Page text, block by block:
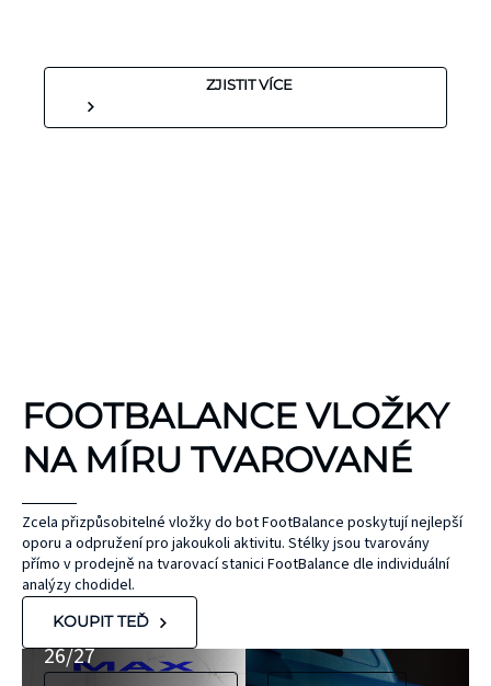
ZJISTIT VÍCE
FOOTBALANCE VLOŽKY
NA MÍRU TVAROVANÉ
Zcela přizpůsobitelné vložky do bot FootBalance poskytují nejlepší
oporu a odpružení pro jakoukoli aktivitu. Stélky jsou tvarovány
přímo v prodejně na tvarovací stanici FootBalance dle individuální
analýzy chodidel.
KOUPIT TEĎ
UNIHOC
MAX
Nová kolekce
26/27
ČEPEL
ZONE
KINEZIOLOGICKÉ
TEJPY
KT TAPE
bez latexu a
přírodního
hypoalergenní,
neobsahují latex